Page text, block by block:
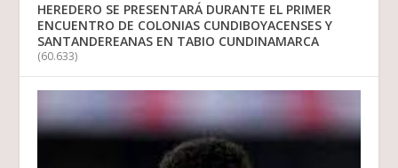
HEREDERO SE PRESENTARÁ DURANTE EL PRIMER
ENCUENTRO DE COLONIAS CUNDIBOYACENSES Y
SANTANDEREANAS EN TABIO CUNDINAMARCA
(60.633)